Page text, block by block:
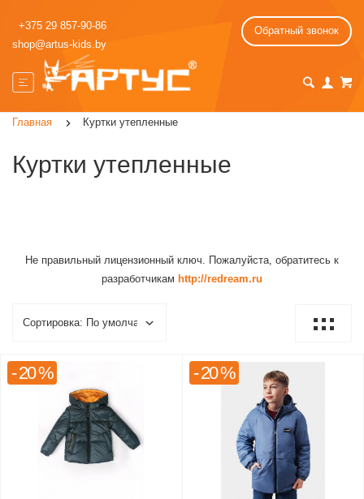
+375 29 857-90-86
shop@artus-kids.by
Обратный звонок
Главная Куртки утепленные
Куртки утепленные
Не правильный лицензионный ключ. Пожалуйста, обратитесь к
разработчикам http://redream.ru
- 20 % - 20 %